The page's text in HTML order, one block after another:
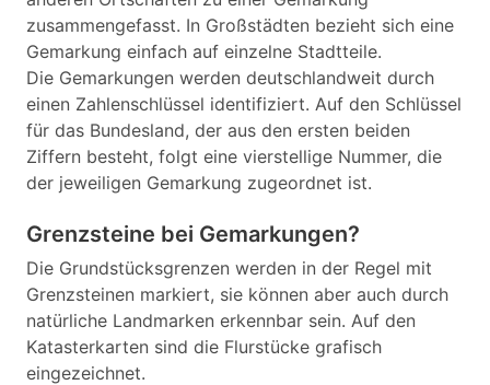
zusammengefasst. In Großstädten bezieht sich eine
Gemarkung einfach auf einzelne Stadtteile.
Die Gemarkungen werden deutschlandweit durch
einen Zahlenschlüssel identifiziert. Auf den Schlüssel
für das Bundesland, der aus den ersten beiden
Ziffern besteht, folgt eine vierstellige Nummer, die
der jeweiligen Gemarkung zugeordnet ist.
Grenzsteine bei Gemarkungen?
Die Grundstücksgrenzen werden in der Regel mit
Grenzsteinen markiert, sie können aber auch durch
natürliche Landmarken erkennbar sein. Auf den
Katasterkarten sind die Flurstücke grafisch
eingezeichnet.